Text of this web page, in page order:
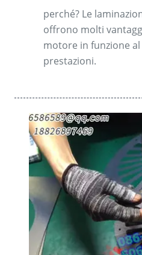
perché? Le
offrono molti
motore in funzione
prestazioni.